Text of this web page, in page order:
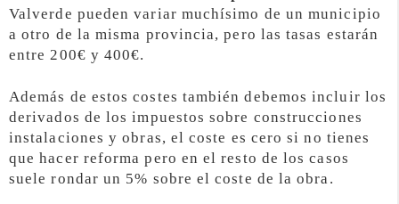
Valverde pueden variar muchísimo de un municipio
a otro de la misma provincia, pero las tasas estarán
entre 200€ y 400€.
Además de estos costes también debemos incluir los
derivados de los impuestos sobre construcciones
instalaciones y obras, el coste es cero si no tienes
que hacer reforma pero en el resto de los casos
suele rondar un 5% sobre el coste de la obra.